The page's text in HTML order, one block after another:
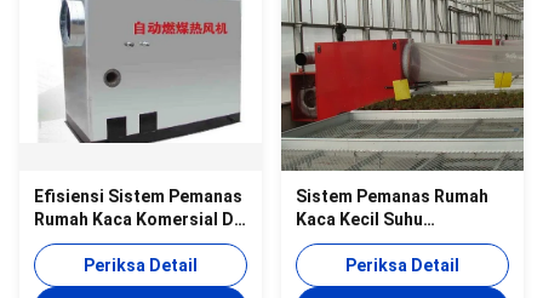
Efisiensi Sistem Pemanas
Rumah Kaca Komersial Di
Area Pertanian Dingin
Periksa Detail
Sistem Pemanas Rumah
Kaca Kecil Suhu
Pemanasan Hemat Energi
Periksa Detail